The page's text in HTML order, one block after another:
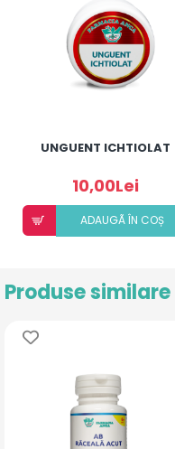
UNGUENT ICHTIOLAT
10,00Lei
ADAUGÃ ÎN COȘ
Produse similare